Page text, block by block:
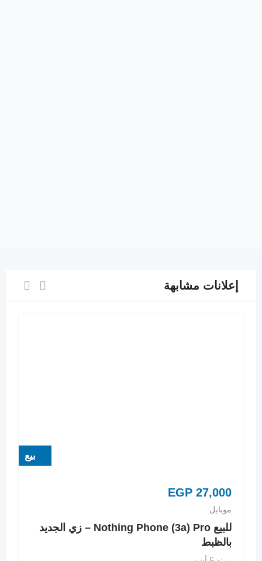
إعلانات مشابهة
بيع
EGP 27,000
موبايل
للبيع Nothing Phone (3a) Pro – زي الجديد
بالظبط